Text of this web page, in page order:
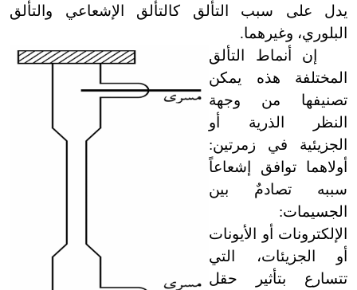
يدل على سبب التألق كالتألق الإشعاعي والتألق
البلوري، وغيرهما.
إن أنماط التألق
المختلفة هذه يمكن
تصنيفها من وجهة
النظر الذرية أو
الجزيئية في زمرتين:
أولاهما توافق إشعاعاً
سببه تصادمٌ بين
الجسيمات:
الإلكترونات أو الأيونات
أو الجزيئات، التي
تتسارع بتأثير حقل